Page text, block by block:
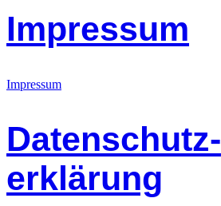
Impressum
Impressum
Datenschutz-
erklärung